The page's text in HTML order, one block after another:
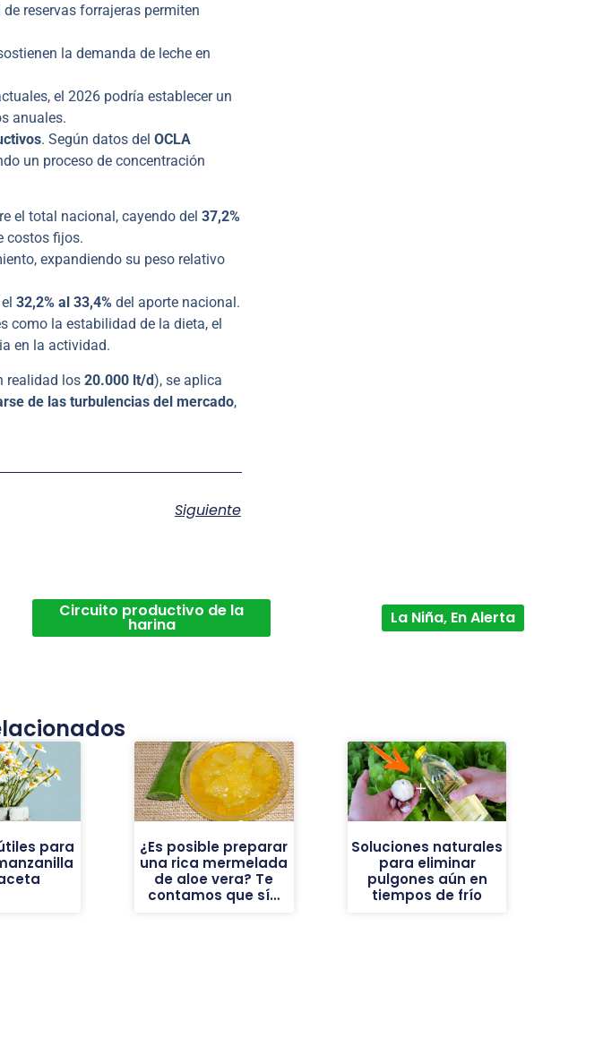
reservas forrajeras permiten
la demanda de leche en
el 2026 podría establecer un
anuales.
. Según datos del OCLA
un proceso de concentración
el total nacional, cayendo del 37,2%
costos fijos.
expandiendo su peso relativo
32,2% al 33,4% del aporte nacional.
como la estabilidad de la dieta, el
en la actividad.
realidad los 20.000 lt/d), se aplica
de las turbulencias del mercado,
Siguiente
Circuito productivo de la
harina La Niña, En Alerta
para
¿Es posible preparar
una rica mermelada
de aloe vera? Te
contamos que sí…
Soluciones naturales
para eliminar
pulgones aún en
tiempos de frío